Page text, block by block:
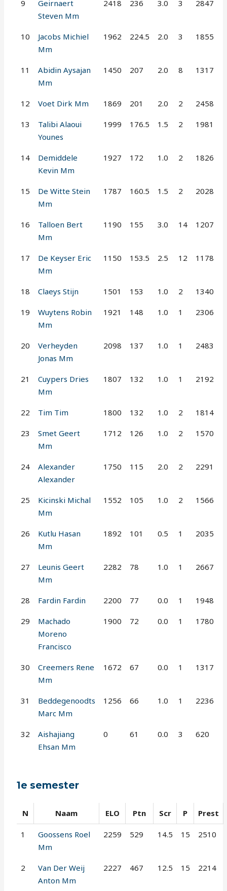
9
Geirnaert
Steven Mm
2418 236 3.0 3 2847
10
Jacobs Michiel
Mm
1962 224.5 2.0 3 1855
11
Abidin Aysajan
Mm
1450 207 2.0 8 1317
12 Voet Dirk Mm 1869 201 2.0 2 2458
13
Talibi Alaoui
Younes
1999 176.5 1.5 2 1981
14
Demiddele
Kevin Mm
1927 172 1.0 2 1826
15
De Witte Stein
Mm
1787 160.5 1.5 2 2028
16
Talloen Bert
Mm
1190 155 3.0 14 1207
17
De Keyser Eric
Mm
1150 153.5 2.5 12 1178
18 Claeys Stijn 1501 153 1.0 2 1340
19
Wuytens Robin
Mm
1921 148 1.0 1 2306
20
Verheyden
Jonas Mm
2098 137 1.0 1 2483
21
Cuypers Dries
Mm
1807 132 1.0 1 2192
22 Tim Tim 1800 132 1.0 2 1814
23
Smet Geert
Mm
1712 126 1.0 2 1570
24
Alexander
Alexander
1750 115 2.0 2 2291
25
Kicinski Michal
Mm
1552 105 1.0 2 1566
26
Kutlu Hasan
Mm
1892 101 0.5 1 2035
27
Leunis Geert
Mm
2282 78 1.0 1 2667
28 Fardin Fardin 2200 77 0.0 1 1948
29
Machado
Moreno
Francisco
1900 72 0.0 1 1780
30
Creemers Rene
Mm
1672 67 0.0 1 1317
31
Beddegenoodts
Marc Mm
1256 66 1.0 1 2236
32
Aishajiang
Ehsan Mm
0 61 0.0 3 620
1e semester
N Naam ELO Ptn Scr P Prest
1
Goossens Roel
Mm
2259 529 14.5 15 2510
2
Van Der Weij
Anton Mm
2227 467 12.5 15 2214